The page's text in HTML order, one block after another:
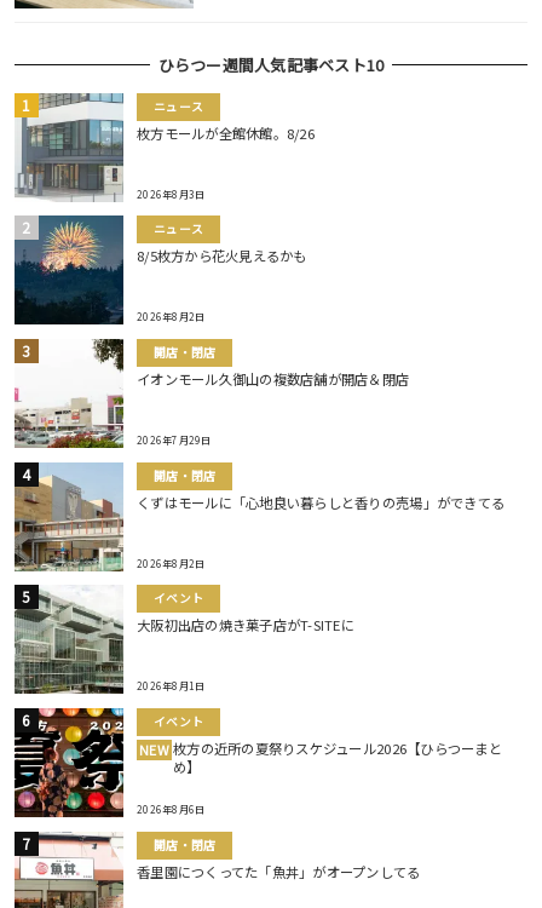
ひらつー週間人気記事ベスト10
ニュース
枚方モールが全館休館。8/26
2026年8月3日
ニュース
8/5枚方から花火見えるかも
2026年8月2日
開店・閉店
イオンモール久御山の複数店舗が開店＆閉店
2026年7月29日
開店・閉店
くずはモールに「心地良い暮らしと香りの売場」ができてる
2026年8月2日
イベント
大阪初出店の焼き菓子店がT-SITEに
2026年8月1日
イベント
NEW 枚方の近所の夏祭りスケジュール2026【ひらつーまと
め】
2026年8月6日
開店・閉店
香里園につくってた「魚丼」がオープンしてる